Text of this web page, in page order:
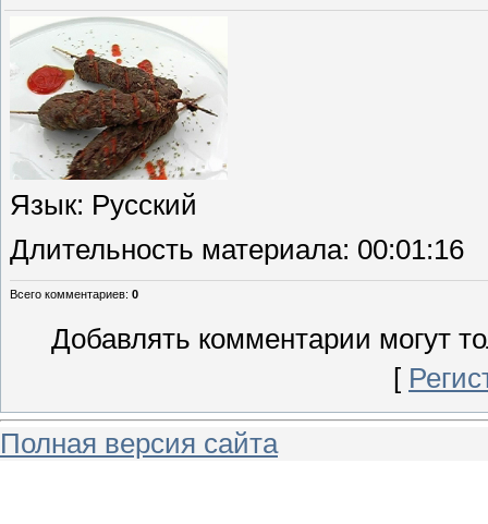
Язык: Русский
Длительность материала: 00:01:16
Всего комментариев: 0
Добавлять комментарии могут
[
Полная версия сайта